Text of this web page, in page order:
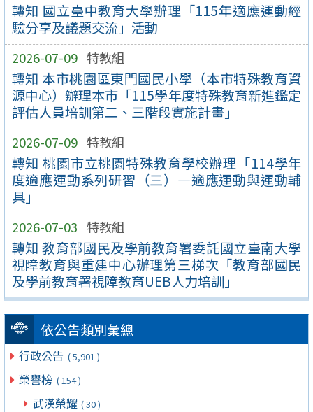
轉知 國立臺中教育大學辦理「115年適應運動經
驗分享及議題交流」活動
2026-07-09 特教組
轉知 本市桃園區東門國民小學（本市特殊教育資
源中心）辦理本市「115學年度特殊教育新進鑑定
評估人員培訓第二、三階段實施計畫」
2026-07-09 特教組
轉知 桃園市立桃園特殊教育學校辦理「114學年
度適應運動系列研習（三）—適應運動與運動輔
具」
2026-07-03 特教組
轉知 教育部國民及學前教育署委託國立臺南大學
視障教育與重建中心辦理第三梯次「教育部國民
及學前教育署視障教育UEB人力培訓」
依公告類別彙總
行政公告 ( 5,901 )
榮譽榜 ( 154 )
武漢榮耀 ( 30 )